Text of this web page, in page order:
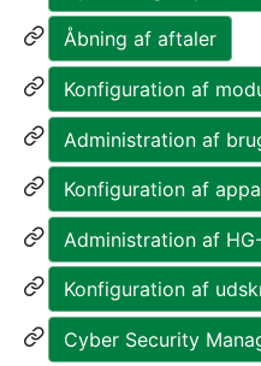
Åbning af aftaler
Konfiguration af
Administration af
Konfiguration af
Administration af
Konfiguration af
Cyber Security